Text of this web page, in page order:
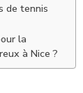
de tennis
la
à Nice ?